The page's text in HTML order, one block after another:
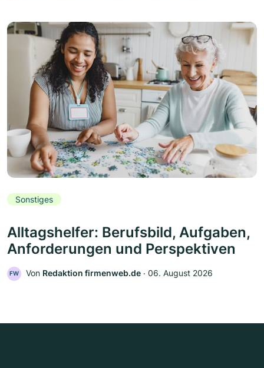
Sonstiges
Alltagshelfer: Berufsbild, Aufgaben,
Anforderungen und Perspektiven
FW Von Redaktion firmenweb.de ‧ 06. August 2026